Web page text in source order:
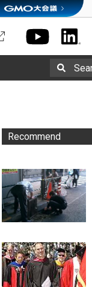
Recommend